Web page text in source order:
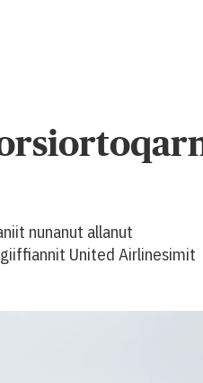
nunanut allanut
United Airlinesimit